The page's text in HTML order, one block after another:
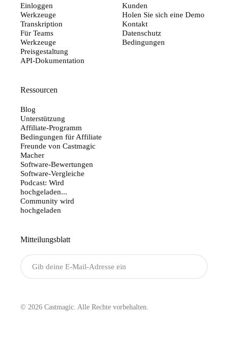
Einloggen
Werkzeuge
Transkription
Für Teams
Werkzeuge
Preisgestaltung
API-Dokumentation
Kunden
Holen Sie sich eine Demo
Kontakt
Datenschutz
Bedingungen
Ressourcen
Blog
Unterstützung
Affiliate-Programm
Bedingungen für Affiliate
Freunde von Castmagic
Macher
Software-Bewertungen
Software-Vergleiche
Podcast: Wird
hochgeladen...
Community wird
hochgeladen
Mitteilungsblatt
© 2026 Castmagic. Alle Rechte vorbehalten.